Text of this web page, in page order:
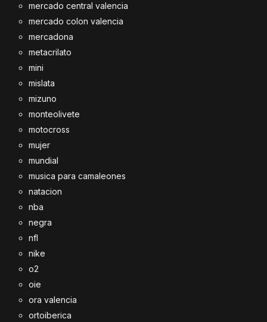
mercado central valencia
mercado colon valencia
mercadona
metacrilato
mini
mislata
mizuno
monteolivete
motocross
mujer
mundial
musica para camaleones
natacion
nba
negra
nfl
nike
o2
oie
ora valencia
ortoiberica